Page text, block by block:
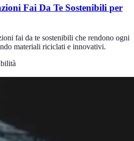
Fai Da Te Sostenibili per
fai da te sostenibili che rendono ogni
materiali riciclati e innovativi.